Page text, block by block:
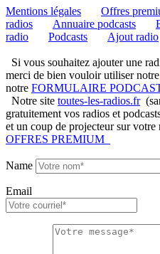
Mentions légales Offres
radios
Annuaire podcasts
radio
Podcasts Ajout radio
Si vous souhaitez ajouter une
merci de bien vouloir utiliser notre
notre FORMULAIRE
Notre site toutes-les-radios.fr
gratuitement vos radios et
et un coup de projecteur sur
OFFRES PREMIUM
Name
Email